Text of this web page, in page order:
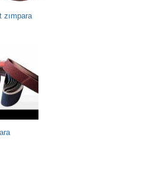
zımpara